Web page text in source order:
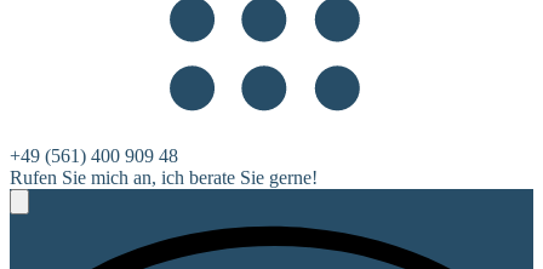
+49 (561) 400 909 48
Rufen Sie mich an, ich berate Sie gerne!